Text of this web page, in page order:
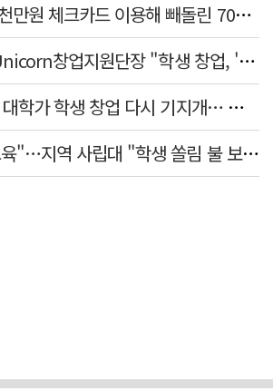
치매노인 예금 수천만원 체크카드 이용해 빼돌린 70대 간병인, 집행유예
윤정현 영남대 YUnicorn창업지원단장 "학생 창업, '팀 빌딩'이 제일 중요"
"취업 대신 창업" 대학가 학생 창업 다시 기지개… 창업자·기업·매출 동반 성장
"국립대만 무상교육"…지역 사립대 "학생 쏠림 불 보듯"